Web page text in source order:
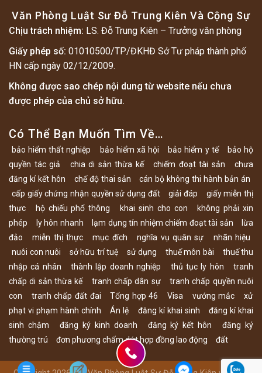
Văn Phòng Luật Sư Đỗ Trung Kiên Và Cộng Sự
Chịu trách nhiệm: LS. Đỗ Trung Kiên – Trưởng văn phòng
Giấy phép số: 01010500/TP/ĐKHĐ Sở Tư pháp thành phố
HN cấp ngày 02/12/2009.
Không được sao chép nội dung từ website nếu chưa
được phép của chủ sở hữu.
Có Thể Bạn Muốn Tìm Về…
bảo hiểm thất nghiệp bảo hiểm xã hội bảo hiểm y tế
bảo hộ
quyền tác giả
chia di sản thừa kế chiếm đoạt tài sản
chưa
đăng kí kết hôn
chế độ thai sản
cán bộ không thi hành bản án
cấp giấy chứng nhận quyền sử dụng đất
giải đáp
giấy miễn thị
thực
hộ chiếu phổ thông khai sinh cho con
không phải xin
phép
ly hôn nhanh lạm dụng tín nhiệm chiếm đoạt tài sản
lừa
đảo
miễn thị thực mục đích nghĩa vụ quân sự
nhãn hiệu
nuôi con nuôi
sở hữu trí tuệ sử dụng thuế môn bài
thuế thu
nhập cá nhân
thành lập doanh nghiệp thủ tục ly hôn
tranh
chấp di sản thừa kế
tranh chấp dân sự
tranh chấp quyền nuôi
con
tranh chấp đất đai Tổng hợp 46 Visa vướng mắc
xử
phạt vi phạm hành chính
Án lệ đăng kí khai sinh
đăng kí khai
sinh chậm
đăng ký kinh doanh đăng ký kết hôn
đăng ký
thường trú
đơn phương chấm dứt hợp đồng lao động đất